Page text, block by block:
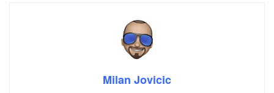
Milan Jovicic